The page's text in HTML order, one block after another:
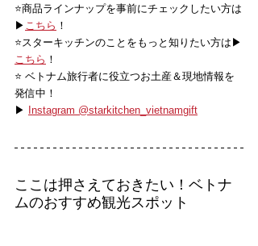
⭐️商品ラインナップを事前にチェックしたい方は
▶ こちら ！
⭐️スターキッチンのことをもっと知りたい方は▶
こちら ！
⭐️ ベトナム旅行者に役立つお土産＆現地情報を
発信中！
▶
Instagram @starkitchen_vietnamgift
ここは押さえておきたい！ベトナ
ムのおすすめ観光スポット